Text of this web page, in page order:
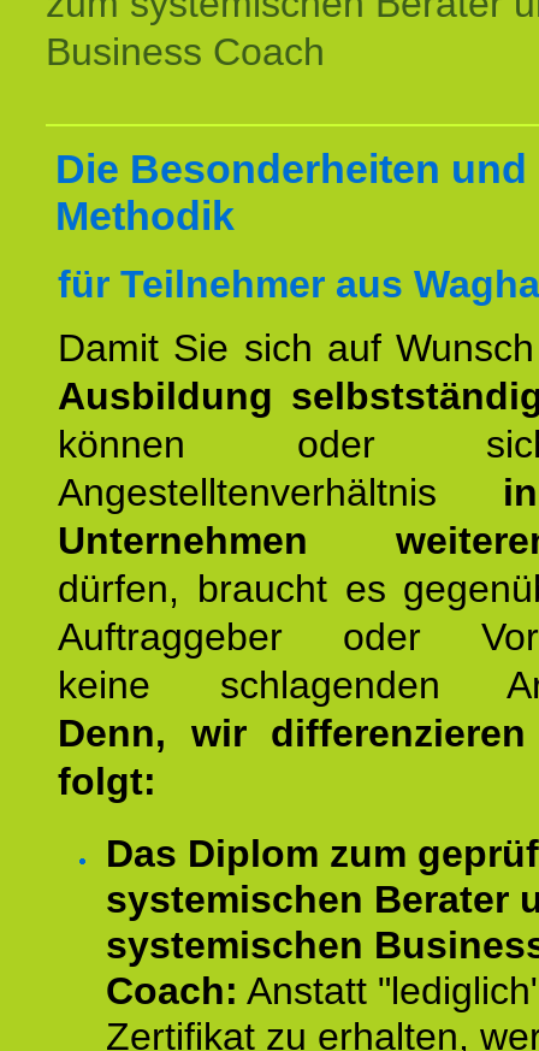
Business Coach
Die Besonderheiten und
Methodik
für Teilnehmer aus
Damit Sie sich auf
Ausbildung
können oder
Angestelltenverhältnis
Unternehmen
dürfen, braucht es
Auftraggeber oder
keine schlagenden
Denn, wir
folgt:
Das Diplom zum
systemischen Berater
systemischen
Coach: Anstatt
Zertifikat zu erhalten,